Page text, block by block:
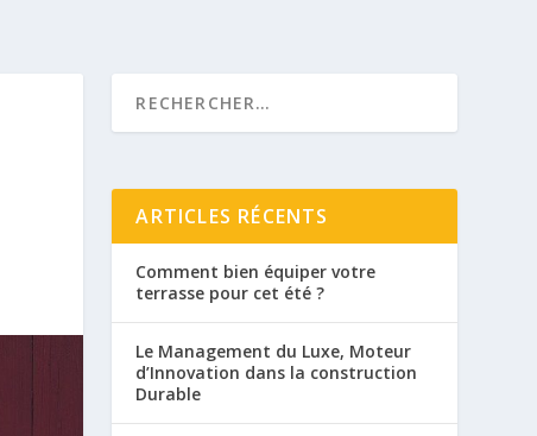
ARTICLES RÉCENTS
Comment bien équiper votre
terrasse pour cet été ?
Le Management du Luxe, Moteur
d’Innovation dans la construction
Durable